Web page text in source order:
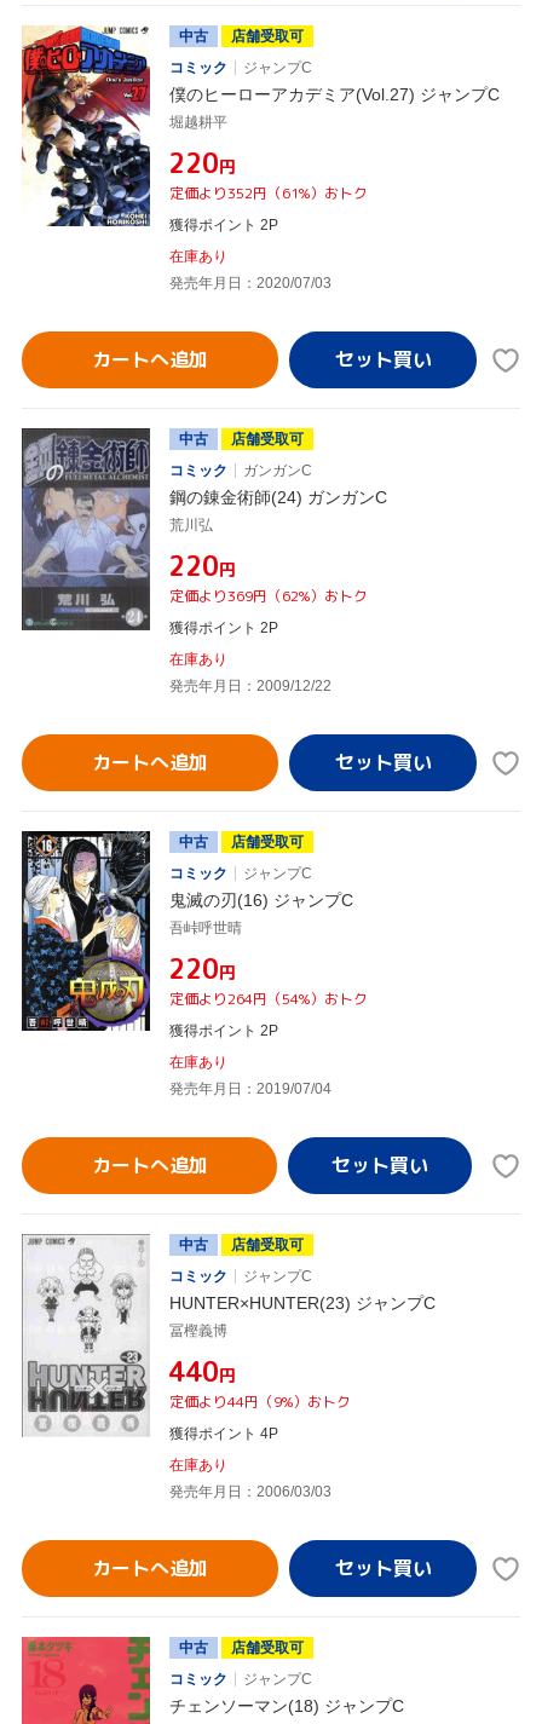
中古
店舗受取可
コミック
ジャンプC
僕のヒーローアカデミア(Vol.27) ジャンプC
堀越耕平
¥220円
定価より352円（61%）おトク
獲得ポイント 2P
在庫あり
発売年月日：2020/07/03
カートへ追加
中古
店舗受取可
コミック
ガンガンC
鋼の錬金術師(24) ガンガンC
荒川弘
¥220円
定価より369円（62%）おトク
獲得ポイント 2P
在庫あり
発売年月日：2009/12/22
カートへ追加
中古
店舗受取可
コミック
ジャンプC
鬼滅の刃(16) ジャンプC
吾峠呼世晴
¥220円
定価より264円（54%）おトク
獲得ポイント 2P
在庫あり
発売年月日：2019/07/04
カートへ追加
中古
店舗受取可
コミック
ジャンプC
HUNTER×HUNTER(23) ジャンプC
冨樫義博
¥440円
定価より44円（9%）おトク
獲得ポイント 4P
在庫あり
発売年月日：2006/03/03
カートへ追加
中古
店舗受取可
コミック
ジャンプC
チェンソーマン(18) ジャンプC